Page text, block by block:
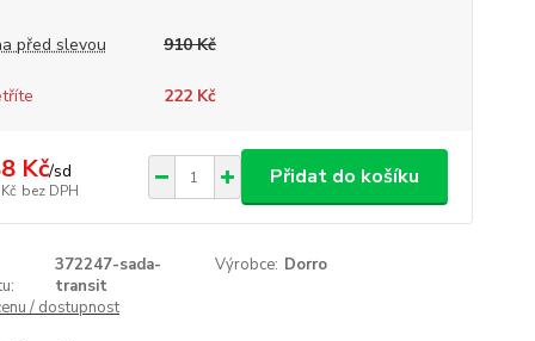
před slevou 910 Kč
222 Kč
Kč/sd
bez DPH
Přidat do košíku
372247-sada-
transit
Výrobce: Dorro
/ dostupnost